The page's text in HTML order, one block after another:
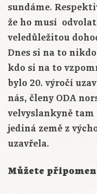
sundáme.
že ho musí
veledůležitou
Dnes si na to
kdo si na to
bylo 20. výročí
nás, členy ODA
velvyslankyně tam
jediná země z
uzavřela.
Můžete